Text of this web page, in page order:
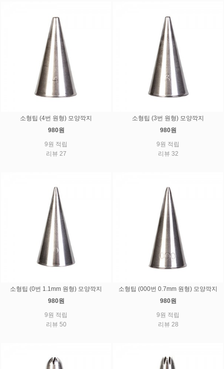
소형팁 (4번 원형) 모양깍지
980원
9원 적립
리뷰 27
소형팁 (3번 원형) 모양깍지
980원
9원 적립
리뷰 32
소형팁 (0번 1.1mm 원형) 모양깍지
980원
9원 적립
리뷰 50
소형팁 (000번 0.7mm 원형) 모양깍지
980원
9원 적립
리뷰 28